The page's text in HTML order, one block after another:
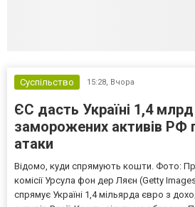
Суспільство 15:28, Вчора
ЄС дасть Україні 1,4
заморожених активів РФ
атаки
Відомо, куди спрямують кошти. Фото:
комісії Урсула фон дер Ляєн (Getty
спрямує Україні 1,4 мільярда євро з